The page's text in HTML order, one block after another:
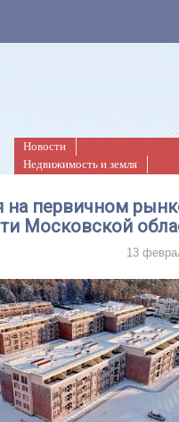
Новости
Недвижимость и земля
на первичном
Московской
13